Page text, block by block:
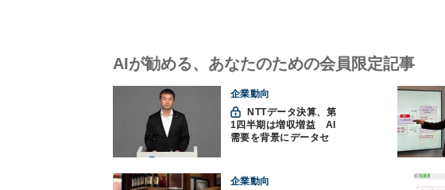
AIが勧める、あなたのための会員限定記事
企業動向
NTTデータ決算、第
1四半期は増収増益 AI
需要を背景にデータセ
企業動向